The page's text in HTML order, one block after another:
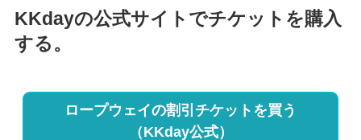
KKdayの公式サイトでチケットを購入
する。
ロープウェイの割引チケットを買う
（KKday公式）